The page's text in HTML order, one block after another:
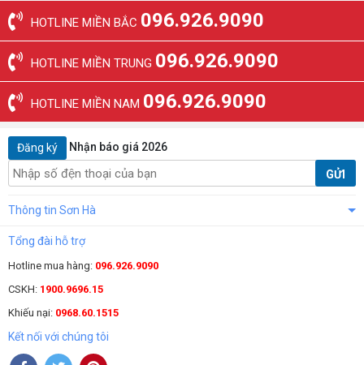
HOTLINE MIỀN BẮC 096.926.9090
HOTLINE MIỀN TRUNG 096.926.9090
HOTLINE MIỀN NAM 096.926.9090
Đăng ký Nhận báo giá 2026
GỬI
Thông tin Sơn Hà
Tổng đài hỗ trợ
Hotline mua hàng: 096.926.9090
CSKH: 1900.9696.15
Khiếu nại: 0968.60.1515
Kết nối với chúng tôi